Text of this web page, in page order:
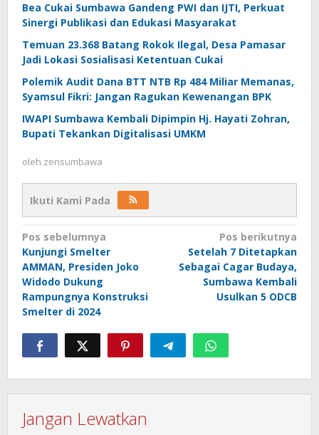
Bea Cukai Sumbawa Gandeng PWI dan IJTI, Perkuat
Sinergi Publikasi dan Edukasi Masyarakat
Temuan 23.368 Batang Rokok Ilegal, Desa Pamasar
Jadi Lokasi Sosialisasi Ketentuan Cukai
Polemik Audit Dana BTT NTB Rp 484 Miliar Memanas,
Syamsul Fikri: Jangan Ragukan Kewenangan BPK
IWAPI Sumbawa Kembali Dipimpin Hj. Hayati Zohran,
Bupati Tekankan Digitalisasi UMKM
oleh zensumbawa
Ikuti Kami Pada
Navigasi
pos
Pos sebelumnya
Kunjungi Smelter
AMMAN, Presiden Joko
Widodo Dukung
Rampungnya Konstruksi
Smelter di 2024
Pos berikutnya
Setelah 7 Ditetapkan
Sebagai Cagar Budaya,
Sumbawa Kembali
Usulkan 5 ODCB
Jangan Lewatkan